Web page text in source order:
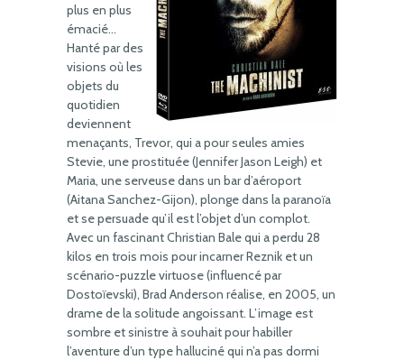
plus en plus
émacié…
Hanté par des
visions où les
objets du
quotidien
deviennent
menaçants, Trevor, qui a pour seules amies
Stevie, une prostituée (Jennifer Jason Leigh) et
Maria, une serveuse dans un bar d’aéroport
(Aitana Sanchez-Gijon), plonge dans la paranoïa
et se persuade qu’il est l’objet d’un complot.
Avec un fascinant Christian Bale qui a perdu 28
kilos en trois mois pour incarner Reznik et un
scénario-puzzle virtuose (influencé par
Dostoïevski), Brad Anderson réalise, en 2005, un
drame de la solitude angoissant. L’image est
sombre et sinistre à souhait pour habiller
l’aventure d’un type halluciné qui n’a pas dormi